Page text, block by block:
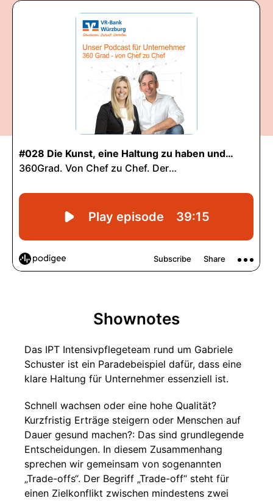
Shownotes
Das IPT Intensivpflegeteam rund um Gabriele
Schuster ist ein Paradebeispiel dafür, dass eine
klare Haltung für Unternehmer essenziell ist.
Schnell wachsen oder eine hohe Qualität?
Kurzfristig Erträge steigern oder Menschen auf
Dauer gesund machen?: Das sind grundlegende
Entscheidungen. In diesem Zusammenhang
sprechen wir gemeinsam von sogenannten
„Trade-offs“. Der Begriff „Trade-off“ steht für
einen Zielkonflikt zwischen mindestens zwei